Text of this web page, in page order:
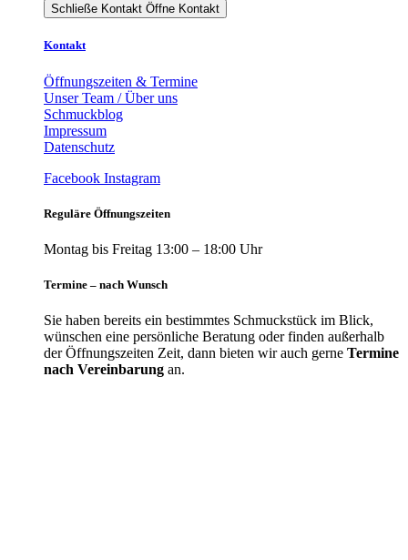
Schließe Kontakt Öffne Kontakt
Kontakt
Öffnungszeiten & Termine
Unser Team / Über uns
Schmuckblog
Impressum
Datenschutz
Facebook Instagram
Reguläre Öffnungszeiten
Montag bis Freitag 13:00 – 18:00 Uhr
Termine – nach Wunsch
Sie haben bereits ein bestimmtes Schmuckstück im Blick,
wünschen eine persönliche Beratung oder finden außerhalb
der Öffnungszeiten Zeit, dann bieten wir auch gerne Termine
nach Vereinbarung an.